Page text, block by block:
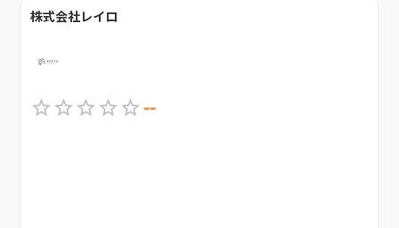
株式会社レイロ
--